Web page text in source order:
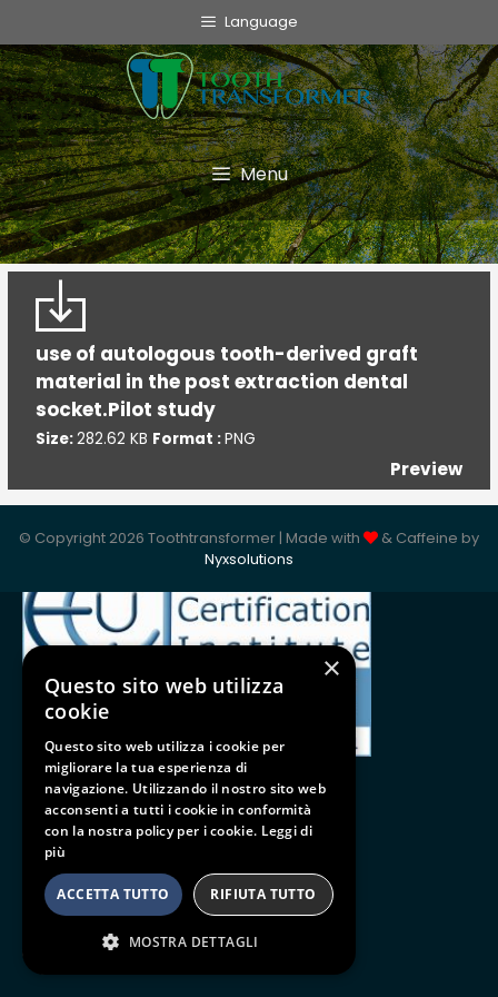
Language
Menu
use of autologous tooth-derived graft
material in the post extraction dental
socket.Pilot study
Size:282.62 KB Format :PNG
Preview
Tooth Transformer system ®
The Device
Grinder
Monouso
TT Fairy
Informative
Cookie Policy
Privacy Policy
Politica della Qualità
Follow us
BE SOCIAL
© Copyright 2026 Toothtransformer | Made with
& Caffeine by
Nyxsolutions
×
Questo sito web utilizza
cookie
Questo sito web utilizza i cookie per
migliorare la tua esperienza di
navigazione. Utilizzando il nostro sito web
acconsenti a tutti i cookie in conformità
con la nostra policy per i cookie. Leggi di
più
ACCETTA TUTTO RIFIUTA TUTTO
MOSTRA DETTAGLI